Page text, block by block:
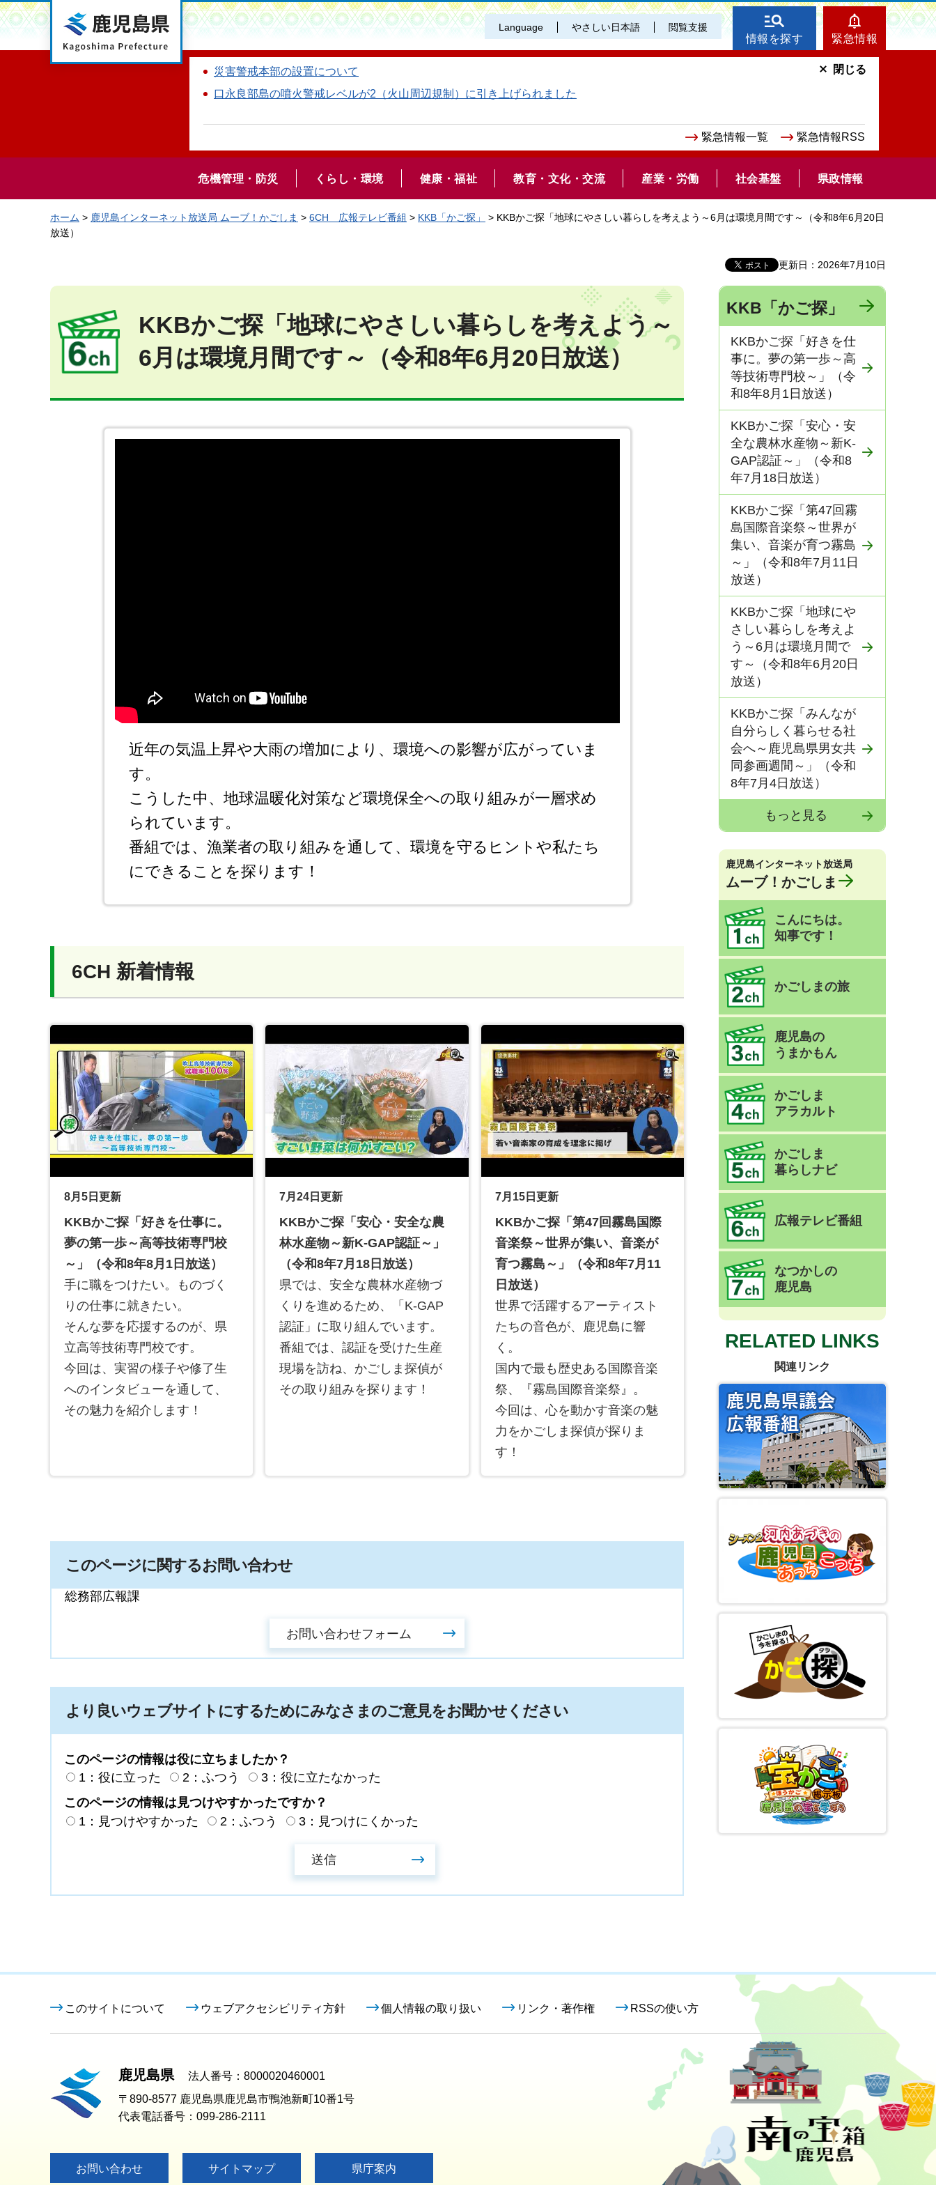
鹿児島県 Language やさしい日本語 閲覧支援
情報を探す 緊急情報
災害警戒本部の設置について
口永良部島の噴火警戒レベルが2（火山周辺規制）に引き上げられました
緊急情報一覧 緊急情報RSS
閉じる
危機管理・防災 くらし・環境 健康・福祉 教育・文化・交流 産業・労働 社会基盤 県政情報
ホーム > 鹿児島インターネット放送局 ムーブ！かごしま > 6CH 広報テレビ番組 > KKB「かご探」
> KKBかご探「地球にやさしい暮らしを考えよう～6月は環境月間です～（令和8年6月20日
放送）
更新日：2026年7月10日
KKBかご探「地球にやさしい暮らしを考えよう～
6月は環境月間です～（令和8年6月20日放送）
近年の気温上昇や大雨の増加により、環境への影響が広がっていま
す。
こうした中、地球温暖化対策など環境保全への取り組みが一層求め
られています。
番組では、漁業者の取り組みを通して、環境を守るヒントや私たち
にできることを探ります！
6CH 新着情報
8月5日更新
KKBかご探「好きを仕事に。
夢の第一歩～高等技術専門校
～」（令和8年8月1日放送）
手に職をつけたい。ものづく
りの仕事に就きたい。
そんな夢を応援するのが、県
立高等技術専門校です。
今回は、実習の様子や修了生
へのインタビューを通して、
その魅力を紹介します！
7月24日更新
KKBかご探「安心・安全な農
林水産物～新K-GAP認証～」
（令和8年7月18日放送）
県では、安全な農林水産物づ
くりを進めるため、「K-GAP
認証」に取り組んでいます。
番組では、認証を受けた生産
現場を訪ね、かごしま探偵が
その取り組みを探ります！
7月15日更新
KKBかご探「第47回霧島国際
音楽祭～世界が集い、音楽が
育つ霧島～」（令和8年7月11
日放送）
世界で活躍するアーティスト
たちの音色が、鹿児島に響
く。
国内で最も歴史ある国際音楽
祭、『霧島国際音楽祭』。
今回は、心を動かす音楽の魅
力をかごしま探偵が探りま
す！
このページに関するお問い合わせ
総務部広報課
より良いウェブサイトにするためにみなさまのご意見をお聞かせください
このページの情報は役に立ちましたか？
1：役に立った
2：ふつう
3：役に立たなかった
このページの情報は見つけやすかったですか？
1：見つけやすかった
2：ふつう 3：見つけにくかった
KKB「かご探」
KKBかご探「好きを仕
事に。夢の第一歩～高
等技術専門校～」（令
和8年8月1日放送）
KKBかご探「安心・安
全な農林水産物～新K-
GAP認証～」（令和8
年7月18日放送）
KKBかご探「第47回霧
島国際音楽祭～世界が
集い、音楽が育つ霧島
～」（令和8年7月11日
放送）
KKBかご探「地球にや
さしい暮らしを考えよ
う～6月は環境月間で
す～（令和8年6月20日
放送）
KKBかご探「みんなが
自分らしく暮らせる社
会へ～鹿児島県男女共
同参画週間～」（令和
8年7月4日放送）
もっと見る
鹿児島インターネット放送局
ムーブ！かごしま
こんにちは。
知事です！
かごしまの旅
鹿児島の
うまかもん
かごしま
アラカルト
かごしま
暮らしナビ
広報テレビ番組
なつかしの
鹿児島
RELATED LINKS
関連リンク
このサイトについて ウェブアクセシビリティ方針 個人情報の取り扱い リンク・著作権 RSSの使い方
鹿児島県
法人番号：8000020460001
〒890-8577 鹿児島県鹿児島市鴨池新町10番1号
代表電話番号：099-286-2111
お問い合わせ サイトマップ 県庁案内